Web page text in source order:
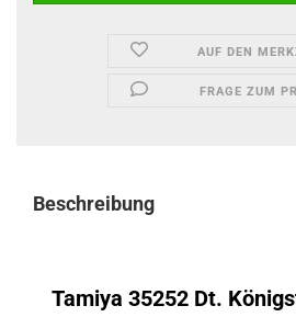
AUF DEN
FRAGE ZUM
Beschreibung
Tamiya 35252 Dt.